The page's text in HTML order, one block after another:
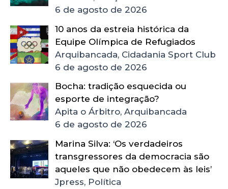
6 de agosto de 2026
10 anos da estreia histórica da
Equipe Olímpica de Refugiados
Arquibancada, Cidadania Sport Club
6 de agosto de 2026
Bocha: tradição esquecida ou
esporte de integração?
Apita o Árbitro, Arquibancada
6 de agosto de 2026
Marina Silva: ‘Os verdadeiros
transgressores da democracia são
aqueles que não obedecem às leis’
Jpress, Política